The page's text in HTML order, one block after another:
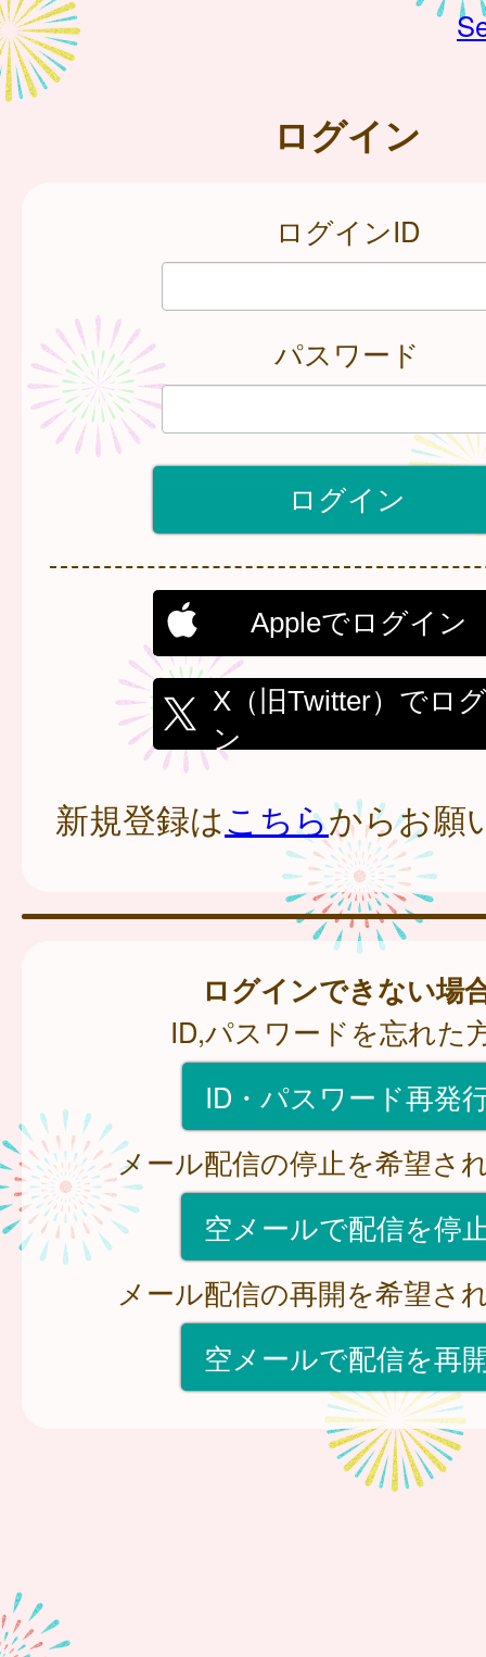
ログイン
ログインID
パスワード
Appleでログイン
X（旧Twitter）でロ
ン
新規登録はこちらからお願
ログインできない場
ID,パスワードを忘れた
ID・パスワード再発
メール配信の停止を希望さ
空メールで配信を停
メール配信の再開を希望さ
空メールで配信を再